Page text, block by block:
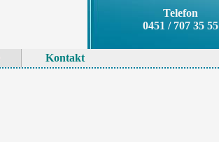
Telefon
0451 / 707 35 55
Kontakt